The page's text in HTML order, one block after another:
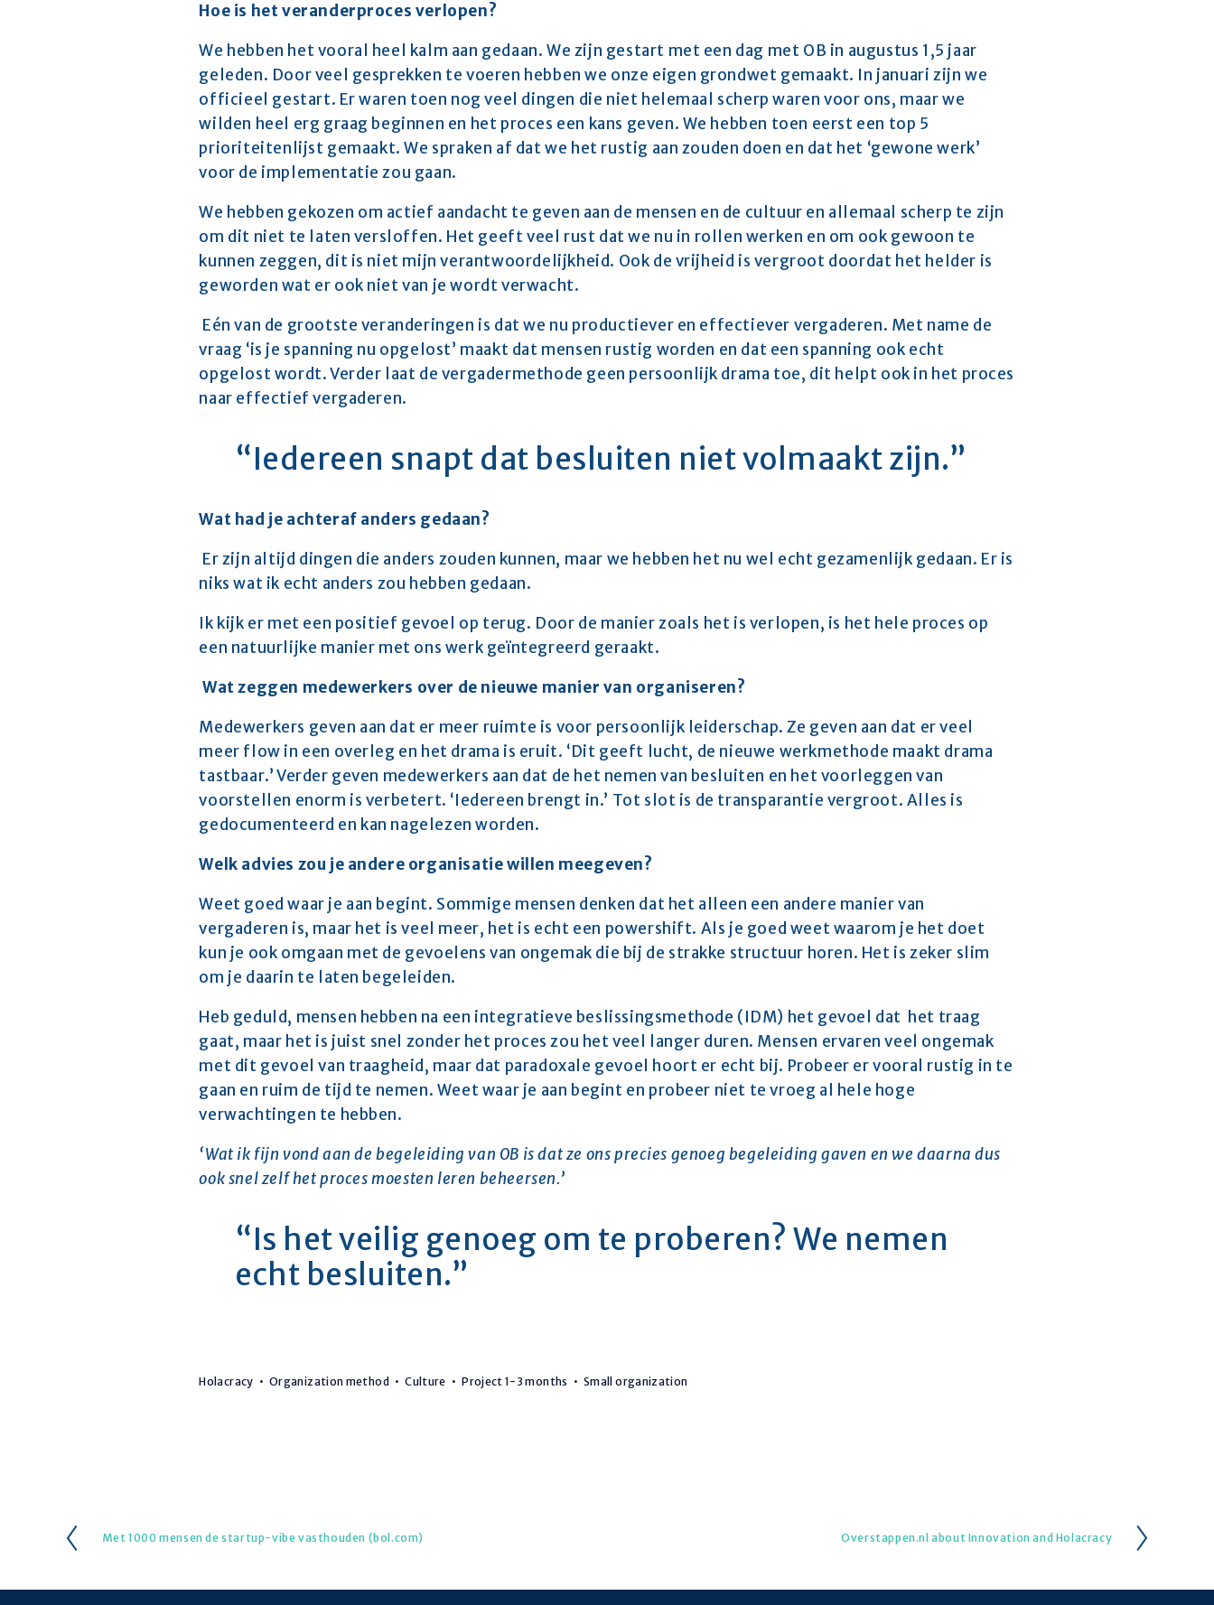
Hoe is het veranderproces verlopen?
We hebben het vooral heel kalm aan gedaan. We zijn gestart met een dag met OB in augustus 1,5 jaar
geleden. Door veel gesprekken te voeren hebben we onze eigen grondwet gemaakt. In januari zijn we
officieel gestart. Er waren toen nog veel dingen die niet helemaal scherp waren voor ons, maar we
wilden heel erg graag beginnen en het proces een kans geven. We hebben toen eerst een top 5
prioriteitenlijst gemaakt. We spraken af dat we het rustig aan zouden doen en dat het ‘gewone werk’
voor de implementatie zou gaan.
We hebben gekozen om actief aandacht te geven aan de mensen en de cultuur en allemaal scherp te zijn
om dit niet te laten versloffen. Het geeft veel rust dat we nu in rollen werken en om ook gewoon te
kunnen zeggen, dit is niet mijn verantwoordelijkheid. Ook de vrijheid is vergroot doordat het helder is
geworden wat er ook niet van je wordt verwacht.
Eén van de grootste veranderingen is dat we nu productiever en effectiever vergaderen. Met name de
vraag ‘is je spanning nu opgelost’ maakt dat mensen rustig worden en dat een spanning ook echt
opgelost wordt. Verder laat de vergadermethode geen persoonlijk drama toe, dit helpt ook in het proces
naar effectief vergaderen.
“Iedereen snapt dat besluiten niet volmaakt zijn.”
Wat had je achteraf anders gedaan?
Er zijn altijd dingen die anders zouden kunnen, maar we hebben het nu wel echt gezamenlijk gedaan. Er is
niks wat ik echt anders zou hebben gedaan.
Ik kijk er met een positief gevoel op terug. Door de manier zoals het is verlopen, is het hele proces op
een natuurlijke manier met ons werk geïntegreerd geraakt.
Wat zeggen medewerkers over de nieuwe manier van organiseren?
Medewerkers geven aan dat er meer ruimte is voor persoonlijk leiderschap. Ze geven aan dat er veel
meer flow in een overleg en het drama is eruit. ‘Dit geeft lucht, de nieuwe werkmethode maakt drama
tastbaar.’ Verder geven medewerkers aan dat de het nemen van besluiten en het voorleggen van
voorstellen enorm is verbetert. ‘Iedereen brengt in.’ Tot slot is de transparantie vergroot. Alles is
gedocumenteerd en kan nagelezen worden.
Welk advies zou je andere organisatie willen meegeven?
Weet goed waar je aan begint. Sommige mensen denken dat het alleen een andere manier van
vergaderen is, maar het is veel meer, het is echt een powershift. Als je goed weet waarom je het doet
kun je ook omgaan met de gevoelens van ongemak die bij de strakke structuur horen. Het is zeker slim
om je daarin te laten begeleiden.
Heb geduld, mensen hebben na een integratieve beslissingsmethode (IDM) het gevoel dat  het traag
gaat, maar het is juist snel zonder het proces zou het veel langer duren. Mensen ervaren veel ongemak
met dit gevoel van traagheid, maar dat paradoxale gevoel hoort er echt bij. Probeer er vooral rustig in te
gaan en ruim de tijd te nemen. Weet waar je aan begint en probeer niet te vroeg al hele hoge
verwachtingen te hebben.
‘Wat ik fijn vond aan de begeleiding van OB is dat ze ons precies genoeg begeleiding gaven en we daarna dus
ook snel zelf het proces moesten leren beheersen.’
“Is het veilig genoeg om te proberen? We nemen
echt besluiten.”
Holacracy Organization method Culture Project 1-3 months Small organization
V
r
Met 1000 mensen de startup-vibe vasthouden (bol.com)
V
l
Overstappen.nl about Innovation and Holacracy